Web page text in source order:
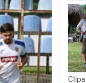
filmul de
derulat în
copii au participat la